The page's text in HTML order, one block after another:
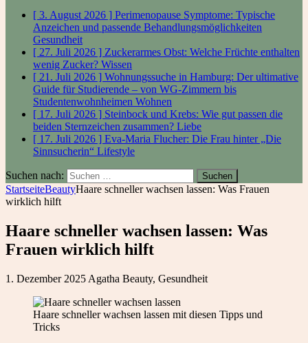
[ 3. August 2026 ] Perimenopause Symptome: Typische
Anzeichen und passende Behandlungsmöglichkeiten
Gesundheit
[ 27. Juli 2026 ] Zuckerarmes Obst: Welche Früchte enthalten
wenig Zucker? Wissen
[ 21. Juli 2026 ] Wohnungssuche in Hamburg: Der ultimative
Guide für Studierende – von WG-Zimmern bis
Studentenwohnheimen Wohnen
[ 17. Juli 2026 ] Steinbock und Krebs: Wie gut passen die
beiden Sternzeichen zusammen? Liebe
[ 17. Juli 2026 ] Eva-Maria Flucher: Die Frau hinter „Die
Sinnsucherin“ Lifestyle
Suchen nach:
StartseiteBeautyHaare schneller wachsen lassen: Was Frauen
wirklich hilft
Haare schneller wachsen lassen: Was
Frauen wirklich hilft
1. Dezember 2025 Agatha Beauty, Gesundheit
Haare schneller wachsen lassen mit diesen Tipps und
Tricks